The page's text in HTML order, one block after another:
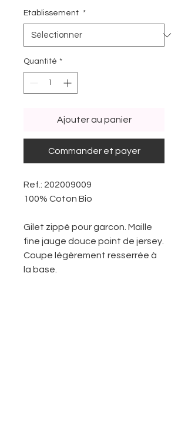
Etablissement *
Quantité *
Ajouter au panier
Commander et payer
Ref.: 202009009
100% Coton Bio
Gilet zippé pour garcon. Maille
fine jauge douce point de jersey.
Coupe légèrement resserrée à
la base.